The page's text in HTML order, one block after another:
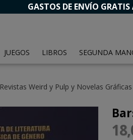
GASTOS DE ENVÍO
JUEGOS LIBROS SEGUNDA
Revistas Weird y Pulp y Novelas Gráficas